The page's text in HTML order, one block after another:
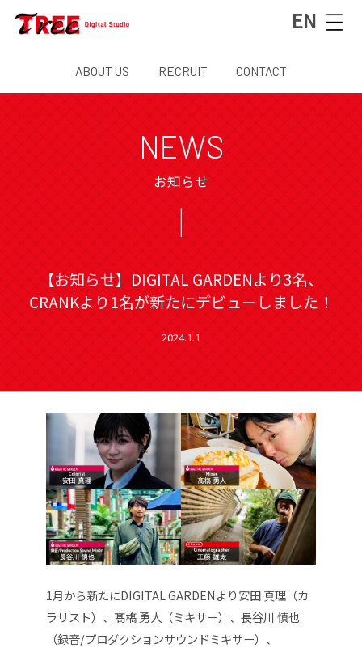
EN
ABOUT US RECRUIT CONTACT
NEWS
お知らせ
【お知らせ】DIGITAL GARDENより3名、
CRANKより1名が新たにデビューしました！
2024.1.1
1月から新たにDIGITAL GARDENより安田 真理（カ
ラリスト）、髙𣘺 勇人（ミキサー）、長谷川 慎也
（録音/プロダクションサウンドミキサー）、